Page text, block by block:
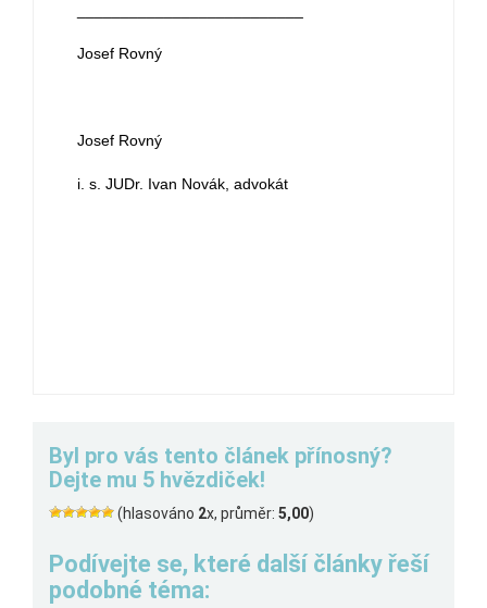
Josef Rovný
Josef Rovný
i. s. JUDr. Ivan Novák, advokát
Byl pro vás tento článek přínosný?
Dejte mu 5 hvězdiček!
(hlasováno 2x, průměr: 5,00)
Podívejte se, které další články řeší
podobné téma: